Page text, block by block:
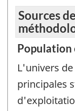
Sources
Population
L'univers
principales